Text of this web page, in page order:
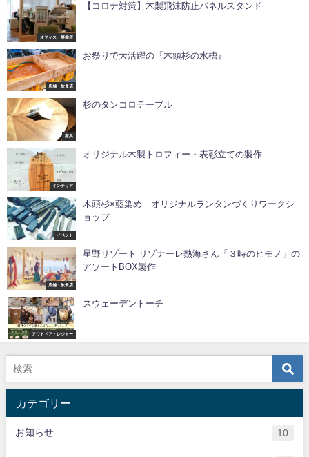
オフィス・事業所
【コロナ対策】木製飛沫防止パネルスタンド
店舗・飲食店
お祭りで大活躍の『木頭杉の水槽』
家具
杉のタンコロテーブル
インテリア
オリジナル木製トロフィー・表彰立ての製作
イベント
木頭杉×藍染め オリジナルランタンづくりワークシ
ョップ
店舗・飲食店
星野リゾート リゾナーレ熱海さん「３時のヒモノ」の
アソートBOX製作
アウトドア・レジャー
スウェーデントーチ
カテゴリー
お知らせ 10